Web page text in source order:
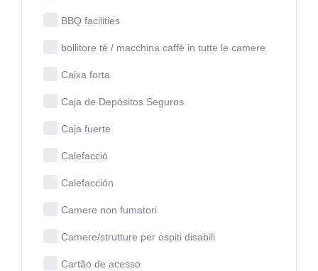
BBQ facilities
bollitore tè / macchina caffè in tutte le camere
Caixa forta
Caja de Depósitos Seguros
Caja fuerte
Calefacció
Calefacción
Camere non fumatori
Camere/strutture per ospiti disabili
Cartão de acesso